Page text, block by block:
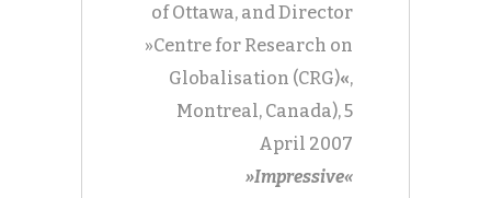
of Ottawa, and Director
»Centre for Research on
Globalisation (CRG)«,
Montreal, Canada), 5
April 2007
»Impressive«